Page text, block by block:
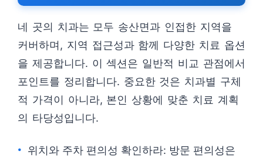
네 곳의 치과는 모두 송산면과 인접한 지역을
커버하며, 지역 접근성과 함께 다양한 치료 옵션
을 제공합니다. 이 섹션은 일반적 비교 관점에서
포인트를 정리합니다. 중요한 것은 치과별 구체
적 가격이 아니라, 본인 상황에 맞춘 치료 계획
의 타당성입니다.
위치와 주차 편의성 확인하라: 방문 편의성은